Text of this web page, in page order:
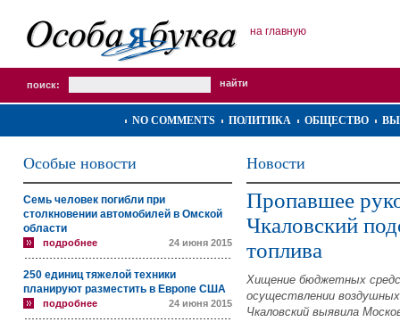
на главную
поиск:
NO COMMENTS ПОЛИТИКА ОБЩЕСТВО
Особые новости
Семь человек погибли при
столкновении автомобилей в Омской
области
подробнее 24 июня 2015
250 единиц тяжелой техники
планируют разместить в Европе США
подробнее 24 июня 2015
Новости
Пропавшее
Чкаловский
топлива
Хищение бюджетных
осуществлении воздушных
Чкаловский выявила